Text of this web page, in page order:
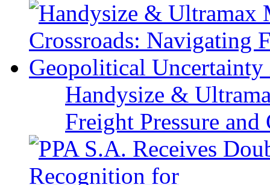
Handysize &
Freight Pressure